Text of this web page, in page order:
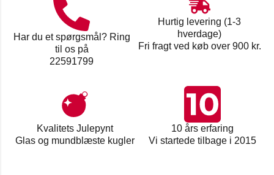
Har du et spørgsmål? Ring
til os på
22591799
Hurtig levering (1-3
hverdage)
Fri fragt ved køb over 900 kr.
Kvalitets Julepynt
Glas og mundblæste kugler
10 års erfaring
Vi startede tilbage i 2015